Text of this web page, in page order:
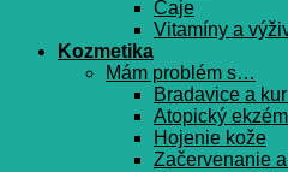
Čaje
Vitamíny a
Kozmetika
Mám problém s…
Bradavice a
Atopický
Hojenie kože
Začervenanie